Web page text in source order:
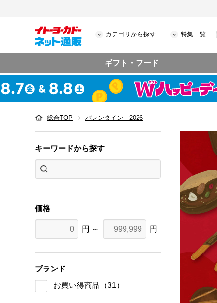
カテゴリから探す 特集一覧
ギフト・フード
総合TOP バレンタイン 2026
キーワードから探す
価格
円 ～ 円
ブランド
お買い得商品 （31）
バレン